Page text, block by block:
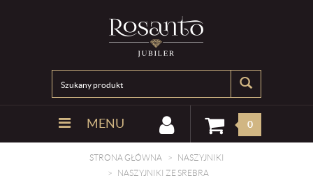
MENU 0
STRONA GŁÓWNA
NASZYJNIKI
NASZYJNIKI ZE SREBRA